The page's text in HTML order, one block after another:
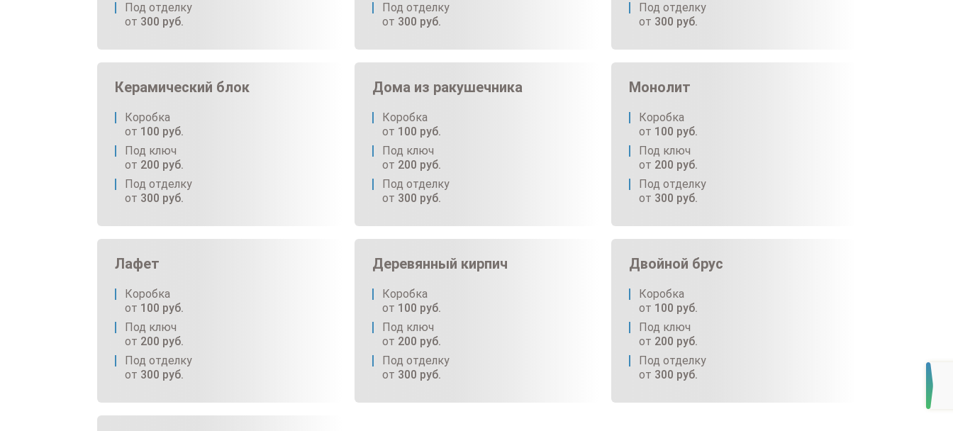
Под отделку
от 300 руб.
Под отделку
от 300 руб.
Под отделку
от 300 руб.
Керамический блок
Коробка
от 100 руб.
Под ключ
от 200 руб.
Под отделку
от 300 руб.
Дома из ракушечника
Коробка
от 100 руб.
Под ключ
от 200 руб.
Под отделку
от 300 руб.
Монолит
Коробка
от 100 руб.
Под ключ
от 200 руб.
Под отделку
от 300 руб.
Лафет
Коробка
от 100 руб.
Под ключ
от 200 руб.
Под отделку
от 300 руб.
Деревянный кирпич
Коробка
от 100 руб.
Под ключ
от 200 руб.
Под отделку
от 300 руб.
Двойной брус
Коробка
от 100 руб.
Под ключ
от 200 руб.
Под отделку
от 300 руб.